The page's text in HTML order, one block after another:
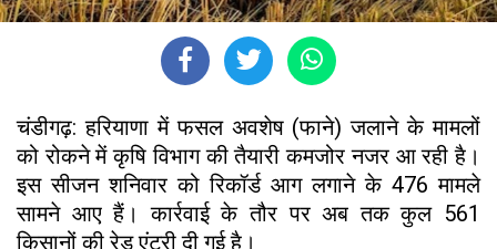
चंडीगढ़: हरियाणा में फसल अवशेष (फाने) जलाने के मामलों
को रोकने में कृषि विभाग की तैयारी कमजोर नजर आ रही है।
इस सीजन शनिवार को रिकॉर्ड आग लगाने के 476 मामले
सामने आए हैं। कार्रवाई के तौर पर अब तक कुल 561
किसानों की रेड एंट्री दी गई है।